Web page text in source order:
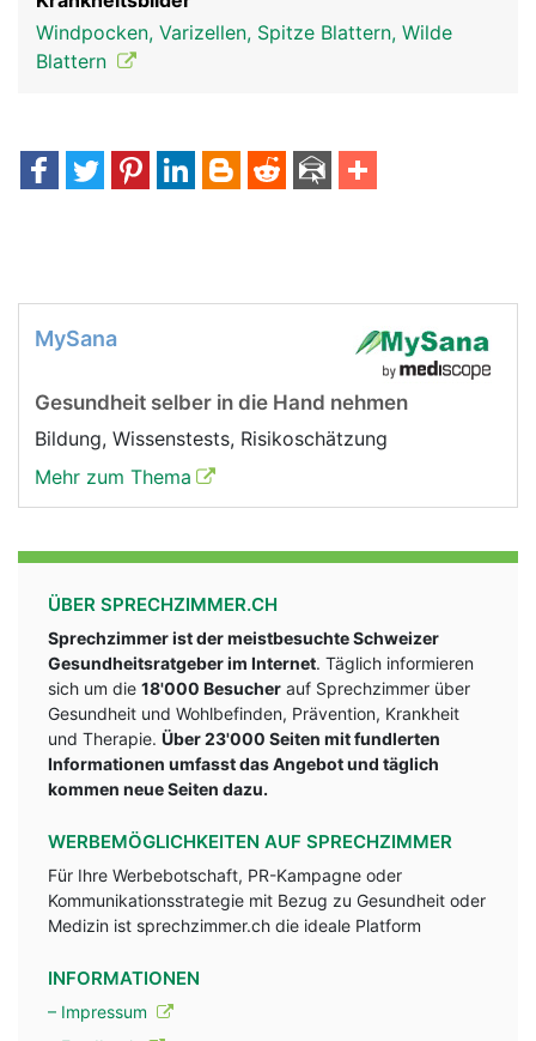
Windpocken, Varizellen, Spitze Blattern, Wilde
Blattern
MySana
Gesundheit selber in die Hand nehmen
Bildung, Wissenstests, Risikoschätzung
Mehr zum Thema
ÜBER SPRECHZIMMER.CH
Sprechzimmer ist der meistbesuchte Schweizer
Gesundheitsratgeber im Internet. Täglich informieren
sich um die 18'000 Besucher auf Sprechzimmer über
Gesundheit und Wohlbefinden, Prävention, Krankheit
und Therapie. Über 23'000 Seiten mit fundlerten
Informationen umfasst das Angebot und täglich
kommen neue Seiten dazu.
WERBEMÖGLICHKEITEN AUF SPRECHZIMMER
Für Ihre Werbebotschaft, PR-Kampagne oder
Kommunikationsstrategie mit Bezug zu Gesundheit oder
Medizin ist sprechzimmer.ch die ideale Platform
INFORMATIONEN
– Impressum